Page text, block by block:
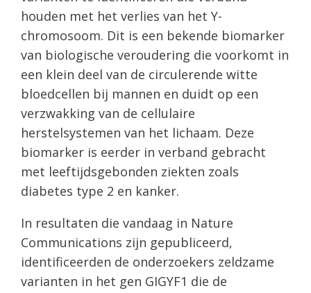
houden met het verlies van het Y-
chromosoom. Dit is een bekende biomarker
van biologische veroudering die voorkomt in
een klein deel van de circulerende witte
bloedcellen bij mannen en duidt op een
verzwakking van de cellulaire
herstelsystemen van het lichaam. Deze
biomarker is eerder in verband gebracht
met leeftijdsgebonden ziekten zoals
diabetes type 2 en kanker.
In resultaten die vandaag in Nature
Communications zijn gepubliceerd,
identificeerden de onderzoekers zeldzame
varianten in het gen GIGYF1 die de